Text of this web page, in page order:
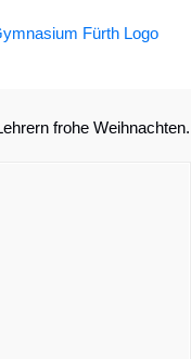
frohe Weihnachten.